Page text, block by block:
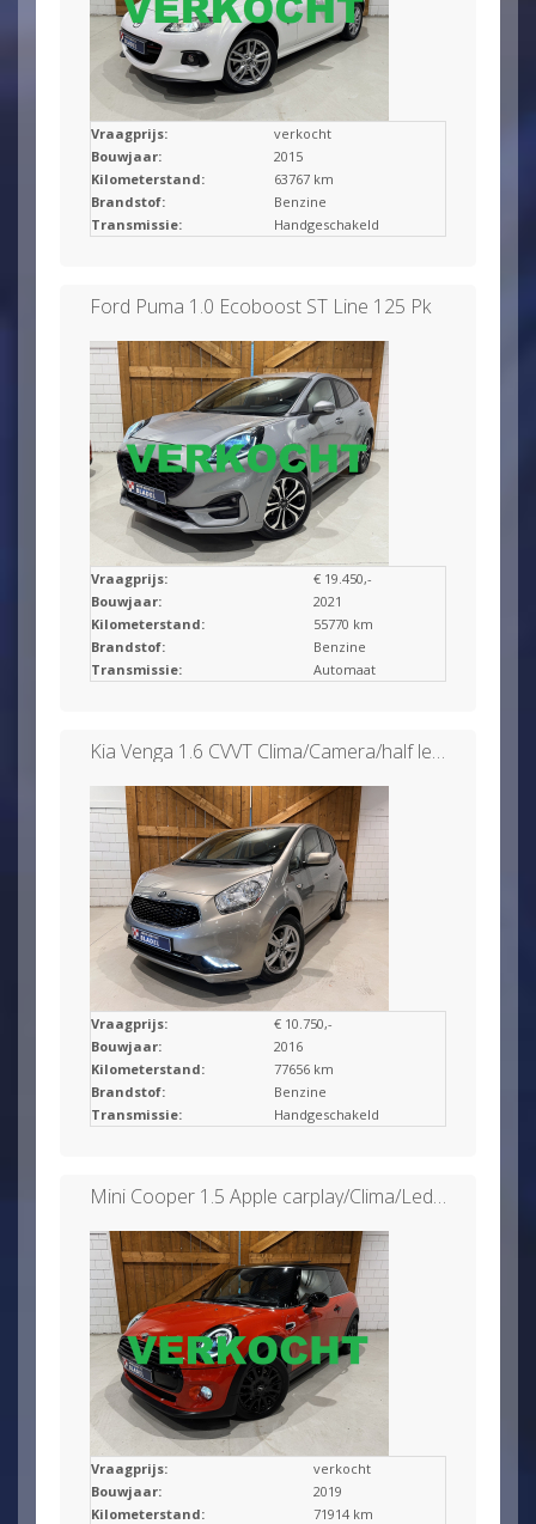
Vraagprijs:
verkocht
Bouwjaar:
2015
Kilometerstand:
63767 km
Brandstof:
Benzine
Transmissie:
Handgeschakeld
Ford Puma 1.0 Ecoboost ST Line 125 Pk
Vraagprijs:
€ 19.450,-
Bouwjaar:
2021
Kilometerstand:
55770 km
Brandstof:
Benzine
Transmissie:
Automaat
Kia Venga 1.6 CVVT Clima/Camera/half leer/Navi
Vraagprijs:
€ 10.750,-
Bouwjaar:
2016
Kilometerstand:
77656 km
Brandstof:
Benzine
Transmissie:
Handgeschakeld
Mini Cooper 1.5 Apple carplay/Clima/Leder/Head up
Vraagprijs:
verkocht
Bouwjaar:
2019
Kilometerstand:
71914 km